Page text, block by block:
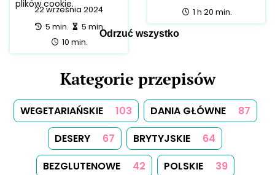
22 września 2024
przygotowanie:
5 min. zrobienie:
5 min.
całość:
10 min.
całość:
1 h 20 min.
Kategorie przepisów
WEGETARIAŃSKIE 103 DANIA GŁÓWNE
87
DESERY
67 BRYTYJSKIE
64
BEZGLUTENOWE
42 POLSKIE
39